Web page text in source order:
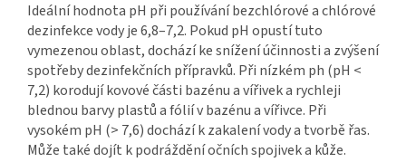
Ideální hodnota pH při používání bezchlórové a chlórové
dezinfekce vody je 6,8–7,2. Pokud pH opustí tuto
vymezenou oblast, dochází ke snížení účinnosti a zvýšení
spotřeby dezinfekčních přípravků. Při nízkém ph (pH <
7,2) korodují kovové části bazénu a vířivek a rychleji
blednou barvy plastů a fólií v bazénu a vířivce. Při
vysokém pH (> 7,6) dochází k zakalení vody a tvorbě řas.
Může také dojít k podráždění očních spojivek a kůže.